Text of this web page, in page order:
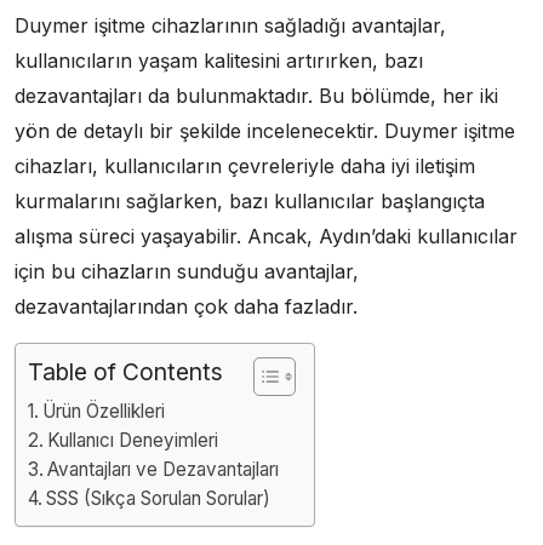
Duymer işitme cihazlarının sağladığı avantajlar,
kullanıcıların yaşam kalitesini artırırken, bazı
dezavantajları da bulunmaktadır. Bu bölümde, her iki
yön de detaylı bir şekilde incelenecektir. Duymer işitme
cihazları, kullanıcıların çevreleriyle daha iyi iletişim
kurmalarını sağlarken, bazı kullanıcılar başlangıçta
alışma süreci yaşayabilir. Ancak, Aydın’daki kullanıcılar
için bu cihazların sunduğu avantajlar,
dezavantajlarından çok daha fazladır.
Table of Contents
Ürün Özellikleri
Kullanıcı Deneyimleri
Avantajları ve Dezavantajları
SSS (Sıkça Sorulan Sorular)